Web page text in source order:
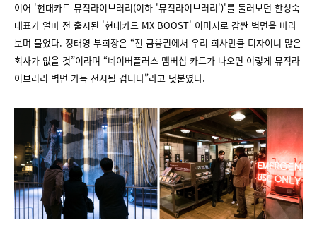
이어 '현대카드 뮤직라이브러리(이하 '뮤직라이브러리')'를 둘러보던 한성숙
대표가 얼마 전 출시된 '현대카드 MX BOOST' 이미지로 감싼 벽면을 바라
보며 물었다. 정태영 부회장은 “전 금융권에서 우리 회사만큼 디자이너 많은
회사가 없을 것”이라며 “네이버플러스 멤버십 카드가 나오면 이렇게 뮤직라
이브러리 벽면 가득 전시될 겁니다”라고 덧붙였다.